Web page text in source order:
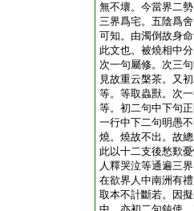
無不壞。今當界二
三界爲宅。五陰爲
可知。由濁倒故身
此文也。被燒相中
次一句屬修。次三
見故重云槃茶。又
等。等取蟲獸。次
等。初二句中下句
一行中下二句明愚
燒。燒故不出。故
此以十二支後愁歎
人釋哭泣等通遍三
在欲界人中南洲有
取本不計斷若。因